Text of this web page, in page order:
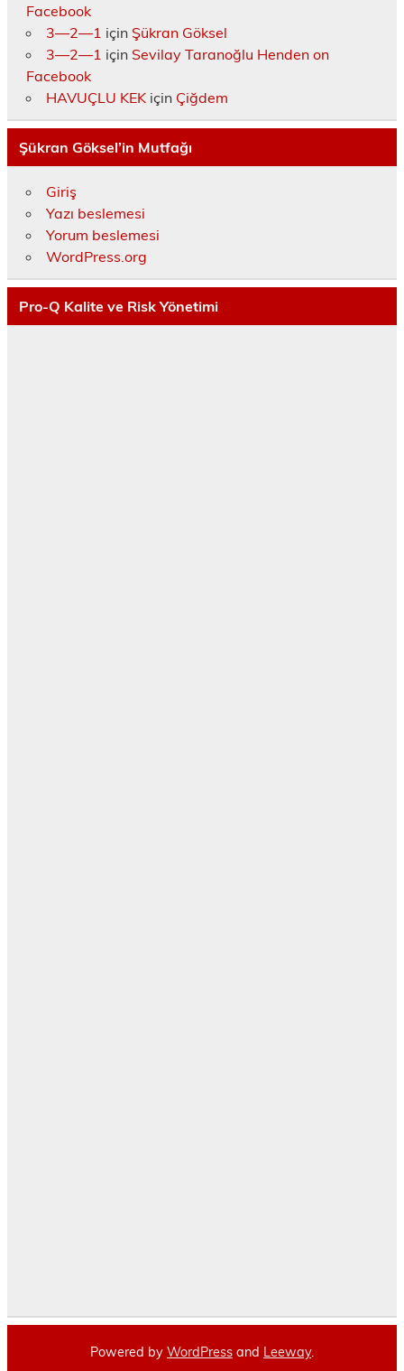
Facebook
3—2—1 için Şükran Göksel
3—2—1 için Sevilay Taranoğlu Henden on
Facebook
HAVUÇLU KEKiçin Çiğdem
Şükran Göksel’in Mutfağı
Giriş
Yazı beslemesi
Yorum beslemesi
WordPress.org
Pro-Q Kalite ve Risk Yönetimi
Powered by WordPress and Leeway.